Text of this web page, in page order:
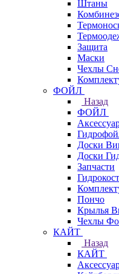
Штаны
Защита
Маски
Чехлы
ФОЙЛ
Назад
ФОЙЛ
Доски
Доски
Запчасти
Пончо
Крылья
Чехлы
КАЙТ
Назад
КАЙТ